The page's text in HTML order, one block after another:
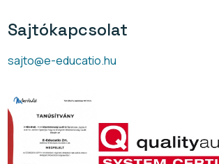
Sajtókapcsolat
sajto@e-educatio.hu